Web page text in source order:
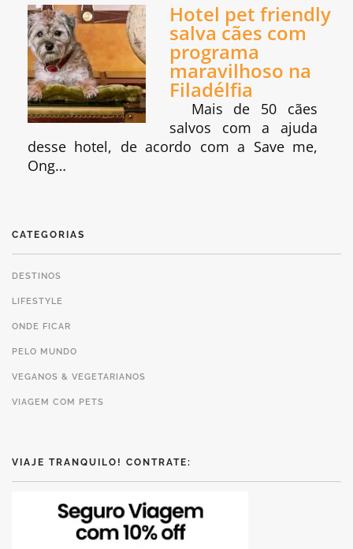
Hotel pet friendly
salva cães com
programa
maravilhoso na
Filadélfia
Mais de 50 cães
salvos com a ajuda
desse hotel, de acordo com a Save me,
Ong…
CATEGORIAS
DESTINOS
LIFESTYLE
ONDE FICAR
PELO MUNDO
VEGANOS & VEGETARIANOS
VIAGEM COM PETS
VIAJE TRANQUILO! CONTRATE: